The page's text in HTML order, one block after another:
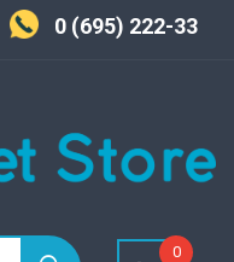
0 (695) 222-33
0